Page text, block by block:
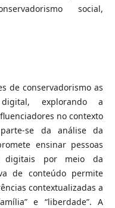
social,
de conservadorismo as
explorando a
no contexto
se da análise da
ensinar pessoas
digitais por meio da
de conteúdo permite
contextualizadas a
e “liberdade”. A